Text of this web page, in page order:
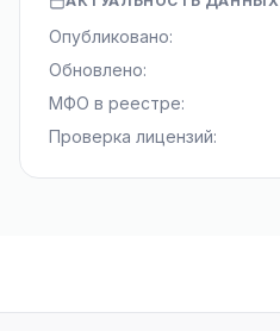
Опубликовано:
Обновлено:
МФО в реестре:
Проверка лицензий: